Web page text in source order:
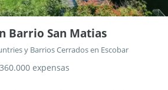
Barrio San Matias
y Barrios Cerrados en Escobar
expensas